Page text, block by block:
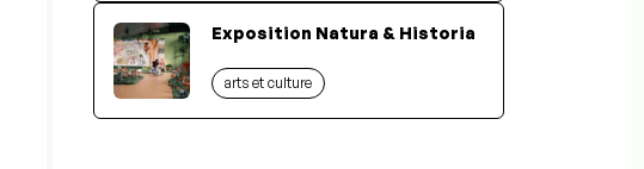
Exposition Natura & Historia
arts et culture